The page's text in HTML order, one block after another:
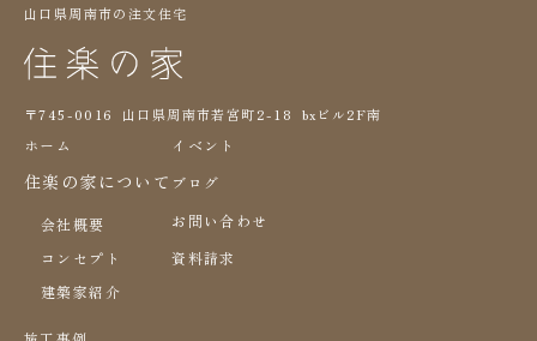
山口県周南市の注文住宅
〒745-0016 山口県周南市若宮町2-18 bxビル2F南
ホーム
住楽の家について
会社概要
コンセプト
建築家紹介
イベント
ブログ
お問い合わせ
資料請求